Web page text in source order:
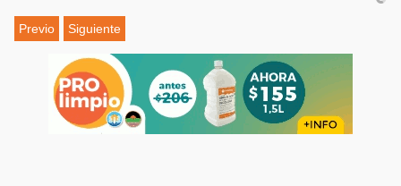
Previo Siguiente